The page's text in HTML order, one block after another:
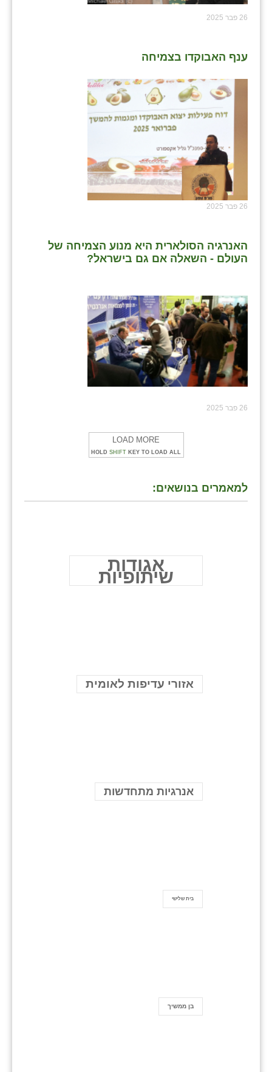
26 פבר 2025
ענף האבוקדו בצמיחה
26 פבר 2025
האנרגיה הסולארית היא מנוע הצמיחה של
העולם - השאלה אם גם בישראל?
26 פבר 2025
LOAD MORE
HOLD SHIFT KEY TO LOAD ALL
למאמרים בנושאים:
אגודות
שיתופיות
אזורי עדיפות לאומית
אנרגיות מתחדשות
בית שלישי
בן ממשיך